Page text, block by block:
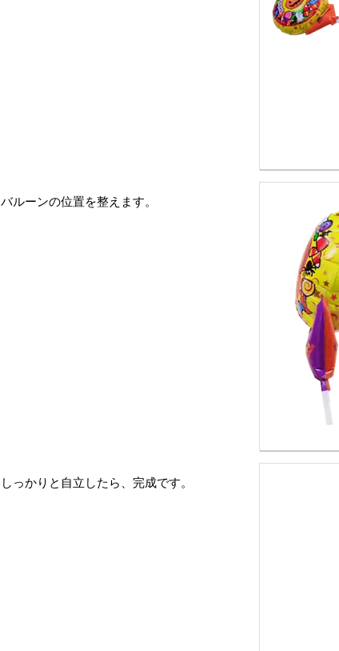
バルーンの位置を整えます。
しっかりと自立したら、完成です。